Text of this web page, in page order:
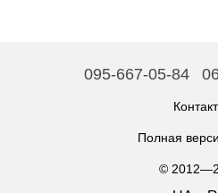
095-667-05-84
Полная
©